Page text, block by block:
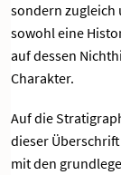
sondern zugleich
sowohl eine
auf dessen
Charakter.
Auf die
dieser
mit den